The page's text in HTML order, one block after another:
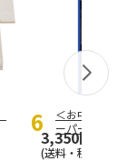
＜お中元＞
ーパードライ
3,350円
(送料・税込)